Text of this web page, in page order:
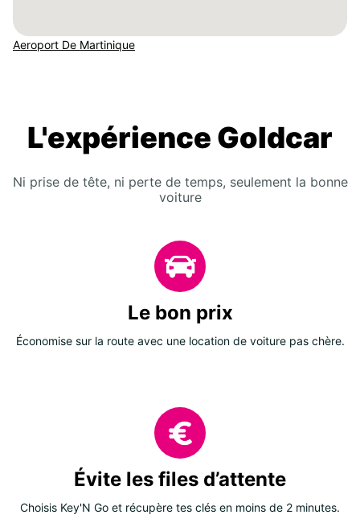
Aeroport De Martinique
L'expérience Goldcar
Ni prise de tête, ni perte de temps, seulement la bonne
voiture
Le bon prix
Économise sur la route avec une location de voiture pas chère.
Évite les files d’attente
Choisis Key'N Go et récupère tes clés en moins de 2 minutes.